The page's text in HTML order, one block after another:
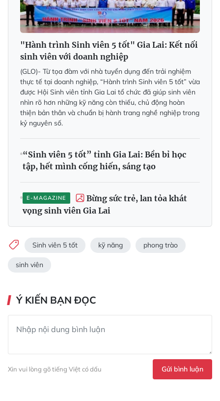
"Hành trình Sinh viên 5 tốt" Gia Lai: Kết nối
sinh viên với doanh nghiệp
(GLO)- Từ tọa đàm với nhà tuyển dụng đến trải nghiệm
thực tế tại doanh nghiệp, “Hành trình Sinh viên 5 tốt” vừa
được Hội Sinh viên tỉnh Gia Lai tổ chức đã giúp sinh viên
nhìn rõ hơn những kỹ năng còn thiếu, chủ động hoàn
thiện bản thân và chuẩn bị hành trang nghề nghiệp trong
kỷ nguyên số.
“Sinh viên 5 tốt” tỉnh Gia Lai: Bền bỉ học
tập, hết mình cống hiến, sáng tạo
E-MAGAZINE
Bừng sức trẻ, lan tỏa khát
vọng sinh viên Gia Lai
Sinh viên 5 tốt kỹ năng phong trào
sinh viên
Ý KIẾN BẠN ĐỌC
Xin vui lòng gõ tiếng Việt có dấu Gửi bình luận